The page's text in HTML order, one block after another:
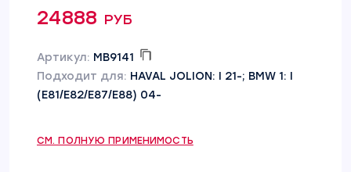
24888 руб
Артикул: MB9141
Подходит для: HAVAL JOLION: I 21-; BMW 1: I
(E81/E82/E87/E88) 04-
СМ. ПОЛНУЮ ПРИМЕНИМОСТЬ